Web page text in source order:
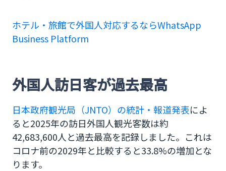
外国人訪日客が過去最高
外国人宿泊客を受け入れる課題である外国語対応
外国人がやりとりに利用しているツールは
WhatsAppをホテル・旅館で使うならWhatsApp
Business Platform
外国語対応を簡単に行うならCM.comのサービスで
ホテル・旅館で外国人対応するならWhatsApp
Business Platform
外国人訪日客が過去最高
日本政府観光局（JNTO）の統計・報道発表によ
ると2025年の訪日外国人観光客数は約
42,683,600人と過去最高を記録しました。これは
コロナ前の2029年と比較すると33.8%の増加とな
ります。